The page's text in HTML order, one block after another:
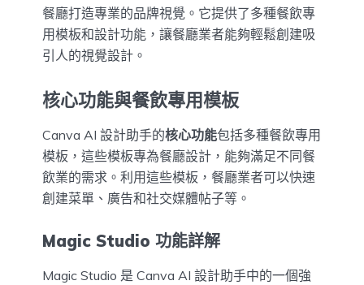
餐廳打造專業的品牌視覺。它提供了多種餐飲專
用模板和設計功能，讓餐廳業者能夠輕鬆創建吸
引人的視覺設計。
核心功能與餐飲專用模板
Canva AI 設計助手的核心功能包括多種餐飲專用
模板，這些模板專為餐廳設計，能夠滿足不同餐
飲業的需求。利用這些模板，餐廳業者可以快速
創建菜單、廣告和社交媒體帖子等。
Magic Studio 功能詳解
Magic Studio 是 Canva AI 設計助手中的一個強